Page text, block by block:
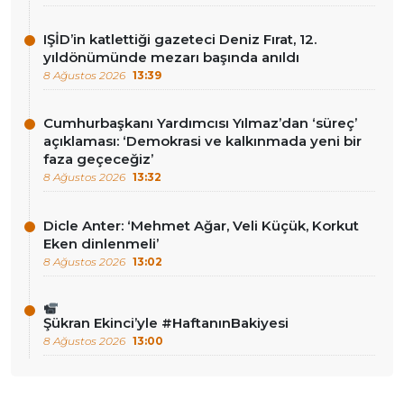
IŞİD’in katlettiği gazeteci Deniz Fırat, 12.
yıldönümünde mezarı başında anıldı
8 Ağustos 2026 13:39
Cumhurbaşkanı Yardımcısı Yılmaz’dan ‘süreç’
açıklaması: ‘Demokrasi ve kalkınmada yeni bir
faza geçeceğiz’
8 Ağustos 2026 13:32
Dicle Anter: ‘Mehmet Ağar, Veli Küçük, Korkut
Eken dinlenmeli’
8 Ağustos 2026 13:02
Şükran Ekinci’yle #HaftanınBakiyesi
8 Ağustos 2026 13:00